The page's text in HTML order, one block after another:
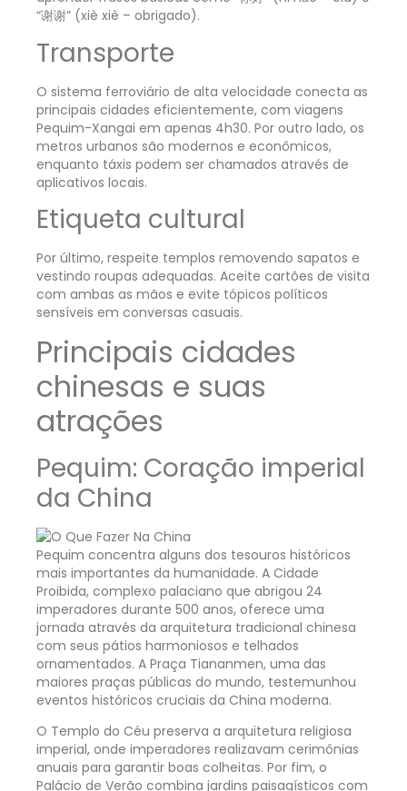
“谢谢” (xiè xiè – obrigado).
Transporte
O sistema ferroviário de alta velocidade conecta as
principais cidades eficientemente, com viagens
Pequim-Xangai em apenas 4h30. Por outro lado, os
metros urbanos são modernos e econômicos,
enquanto táxis podem ser chamados através de
aplicativos locais.
Etiqueta cultural
Por último, respeite templos removendo sapatos e
vestindo roupas adequadas. Aceite cartões de visita
com ambas as mãos e evite tópicos políticos
sensíveis em conversas casuais.
Principais cidades
chinesas e suas
atrações
Pequim: Coração imperial
da China
Pequim concentra alguns dos tesouros históricos
mais importantes da humanidade. A Cidade
Proibida, complexo palaciano que abrigou 24
imperadores durante 500 anos, oferece uma
jornada através da arquitetura tradicional chinesa
com seus pátios harmoniosos e telhados
ornamentados. A Praça Tiananmen, uma das
maiores praças públicas do mundo, testemunhou
eventos históricos cruciais da China moderna.
O Templo do Céu preserva a arquitetura religiosa
imperial, onde imperadores realizavam cerimônias
anuais para garantir boas colheitas. Por fim, o
Palácio de Verão combina jardins paisagísticos com